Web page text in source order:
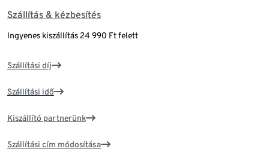
Szállítás & kézbesítés
Ingyenes kiszállítás 24 990 Ft felett
Szállítási díj
Szállítási idő
Kiszállító partnerünk
Szállítási cím módosítása